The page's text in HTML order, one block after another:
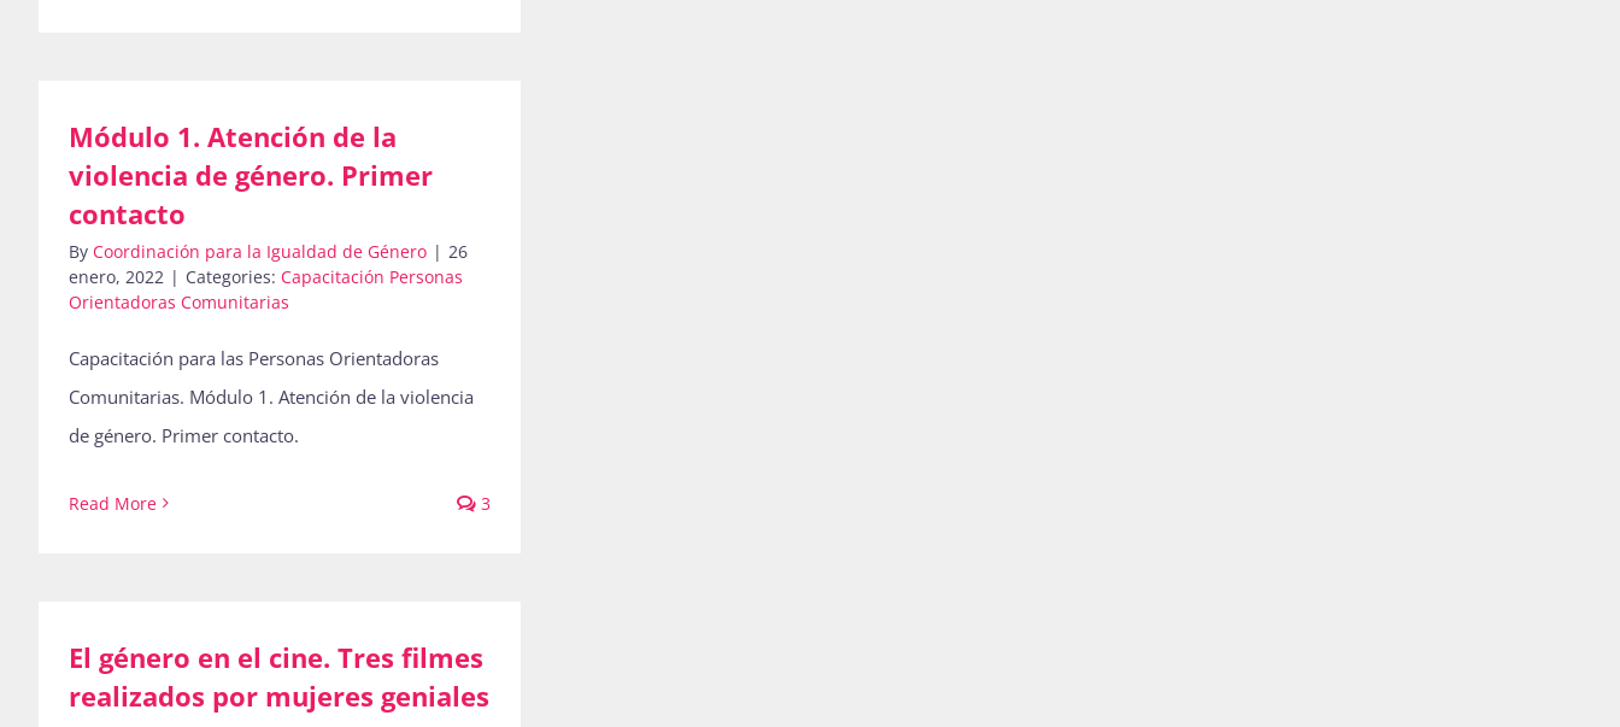
Módulo 1. Atención de la
violencia de género. Primer
contacto
By Coordinación para la Igualdad de Género | 26
enero, 2022 | Categories: Capacitación Personas
Orientadoras Comunitarias
Capacitación para las Personas Orientadoras
Comunitarias. Módulo 1. Atención de la violencia
de género. Primer contacto.
Read More 3
El género en el cine. Tres filmes
realizados por mujeres geniales